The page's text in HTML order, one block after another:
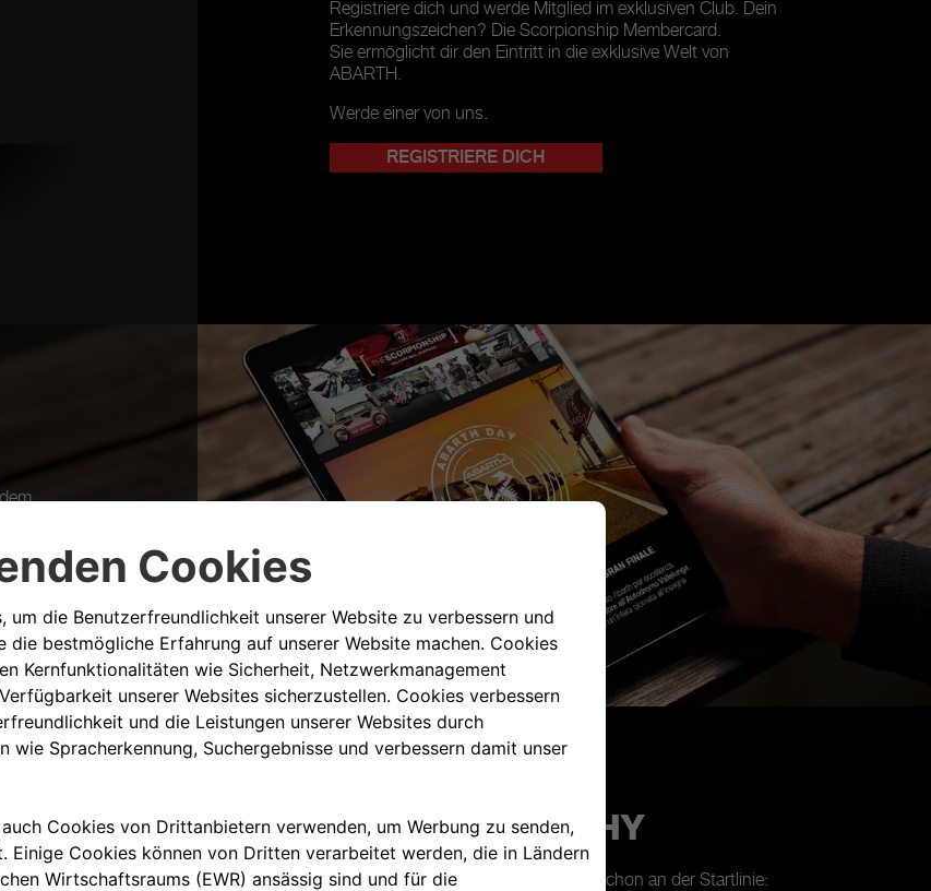
Registriere dich und werde Mitglied im exklusiven Club. Dein
Erkennungszeichen? Die Scorpionship Membercard.
Sie ermöglicht dir den Eintritt in die exklusive Welt von
ABARTH.
Werde einer von uns.
REGISTRIERE DICH
SELENIA TROPHY
Wahre Emotionen eines Rennens – schon an der Startlinie: